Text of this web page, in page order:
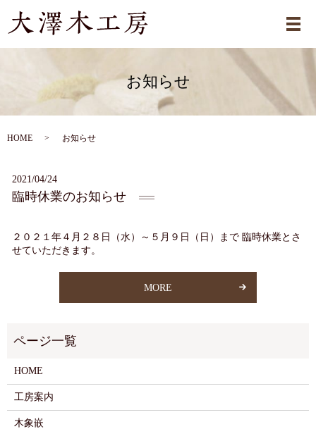
メ
お知らせ
HOME お知らせ
2021/04/24
臨時休業のお知らせ
２０２１年４月２８日（水）～５月９日（日）まで 臨時休業とさ
せていただきます。
MORE
HOME
工房案内
木象嵌